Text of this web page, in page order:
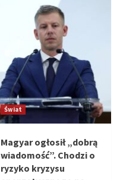
Świat
Magyar ogłosił „dobrą
wiadomość”. Chodzi o
ryzyko kryzysu